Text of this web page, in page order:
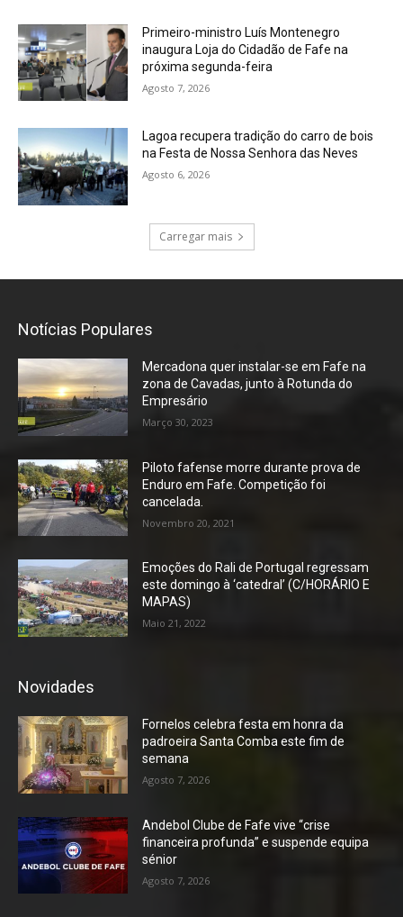
Primeiro-ministro Luís Montenegro
inaugura Loja do Cidadão de Fafe na
próxima segunda-feira
Agosto 7, 2026
Lagoa recupera tradição do carro de bois
na Festa de Nossa Senhora das Neves
Agosto 6, 2026
Carregar mais
Notícias Populares
Mercadona quer instalar-se em Fafe na
zona de Cavadas, junto à Rotunda do
Empresário
Março 30, 2023
Piloto fafense morre durante prova de
Enduro em Fafe. Competição foi
cancelada.
Novembro 20, 2021
Emoções do Rali de Portugal regressam
este domingo à ‘catedral’ (C/HORÁRIO E
MAPAS)
Maio 21, 2022
Novidades
Fornelos celebra festa em honra da
padroeira Santa Comba este fim de
semana
Agosto 7, 2026
Andebol Clube de Fafe vive “crise
financeira profunda” e suspende equipa
sénior
Agosto 7, 2026